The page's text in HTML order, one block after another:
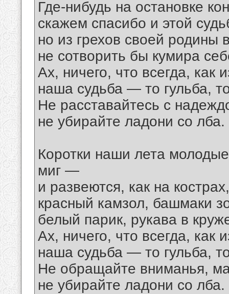
Где-нибудь на остановке
скажем спасибо и этой
но из грехов своей родины
не сотворить бы кумира
Ах, ничего, что всегда, как
наша судьба — то гульба,
Не расставайтесь с
не убирайте ладони со лба.
Коротки наши лета
миг —
и развеются, как на кострах,
красный камзол, башмаки
белый парик, рукава в
Ах, ничего, что всегда, как
наша судьба — то гульба,
Не обращайте вниманья,
не убирайте ладони со лба.